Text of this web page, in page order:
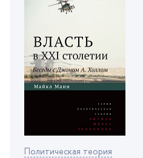
Политическая теория